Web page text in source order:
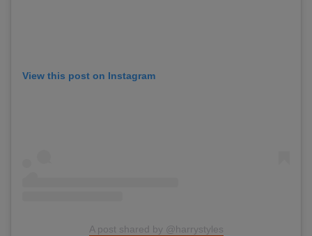
View this post on Instagram
A post shared by @harrystyles